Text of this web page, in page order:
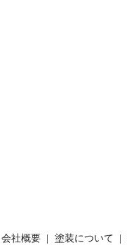
会社概要 塗装について